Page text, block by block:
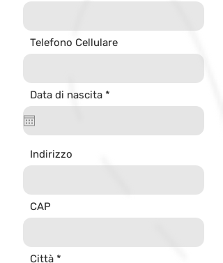
Telefono Cellulare
Data di nascita *
e
i
d
Indirizzo
CAP
Città